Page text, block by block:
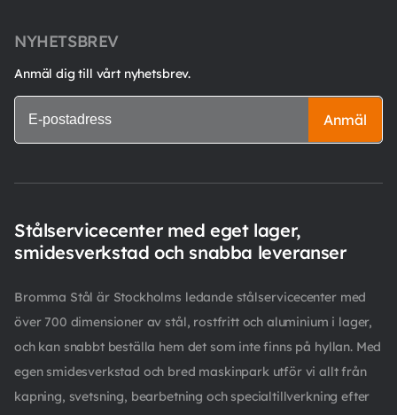
NYHETSBREV
Anmäl dig till vårt nyhetsbrev.
Anmäl
Stålservicecenter med eget lager,
smidesverkstad och snabba leveranser
Bromma Stål är Stockholms ledande stålservicecenter med
över 700 dimensioner av stål, rostfritt och aluminium i lager,
och kan snabbt beställa hem det som inte finns på hyllan. Med
egen smidesverkstad och bred maskinpark utför vi allt från
kapning, svetsning, bearbetning och specialtillverkning efter